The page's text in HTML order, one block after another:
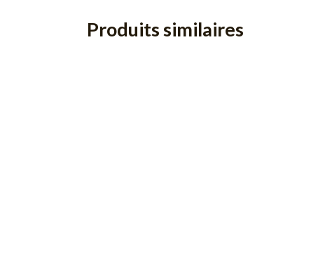
Produits similaires